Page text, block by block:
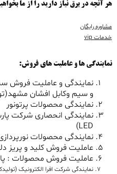
هر آنچه در برق نیاز دارید را از ما
مشاوره رایگان
خدمات vip
نمایندگی ها و عاملیت های فروش:
نمایندگی و عاملیت فروش
و سیم وکابل افشان
نمایندگی محصولات پرتونور
نمایندگی انحصاری شرکت
LED)
نمایندگی محصولات
عاملیت فروش کلید و پریز
عاملیت فروش محصولات :
نمایندگی شرکت افرا الکترونیک